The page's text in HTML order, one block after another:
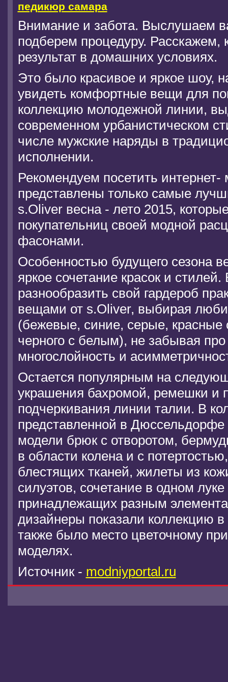
педикюр самара
Внимание и забота. Выслушаем
подберем процедуру. Расскажем,
результат в домашних условиях.
Это было красивое и яркое шоу,
увидеть комфортные вещи для
коллекцию молодежной линии,
современном урбанистическом
числе мужские наряды в
исполнении.
Рекомендуем посетить интернет-
представлены только самые
s.Oliver весна - лето 2015,
покупательниц своей модной
фасонами.
Особенностью будущего сезона
яркое сочетание красок и
разнообразить свой гардероб
вещами от s.Oliver, выбирая
(бежевые, синие, серые, красные
черного с белым), не забывая
многослойность и
Остается популярным на
украшения бахромой, ремешки и
подчеркивания линии талии. В
представленной в
модели брюк с отворотом,
в области колена и с
блестящих тканей, жилеты из
силуэтов, сочетание в одном луке
принадлежащих разным
дизайнеры показали коллекцию
также было место цветочному
моделях.
Источник - modniyportal.ru